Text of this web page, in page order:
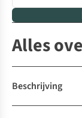
Alles
Beschrijving